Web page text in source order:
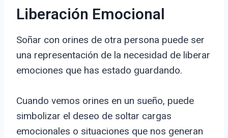
Liberación Emocional
Soñar con orines de otra persona puede ser
una representación de la necesidad de liberar
emociones que has estado guardando.
Cuando vemos orines en un sueño, puede
simbolizar el deseo de soltar cargas
emocionales o situaciones que nos generan